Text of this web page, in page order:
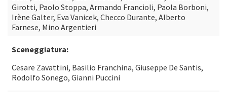
Girotti, Paolo Stoppa, Armando Francioli, Paola Borboni,
Irène Galter, Eva Vanicek, Checco Durante, Alberto
Farnese, Mino Argentieri
Sceneggiatura:
Cesare Zavattini, Basilio Franchina, Giuseppe De Santis,
Rodolfo Sonego, Gianni Puccini